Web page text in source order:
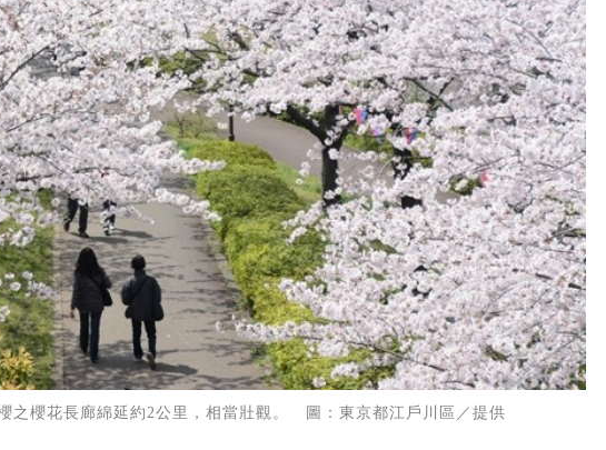
之櫻花長廊綿延約2公里，相當壯觀。 圖：東京都江戶川區／提供